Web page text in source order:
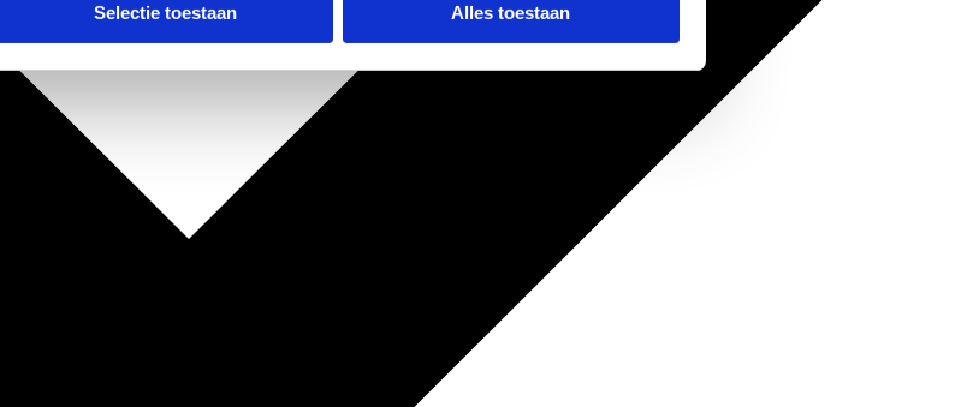
Selectie toestaan Alles toestaan